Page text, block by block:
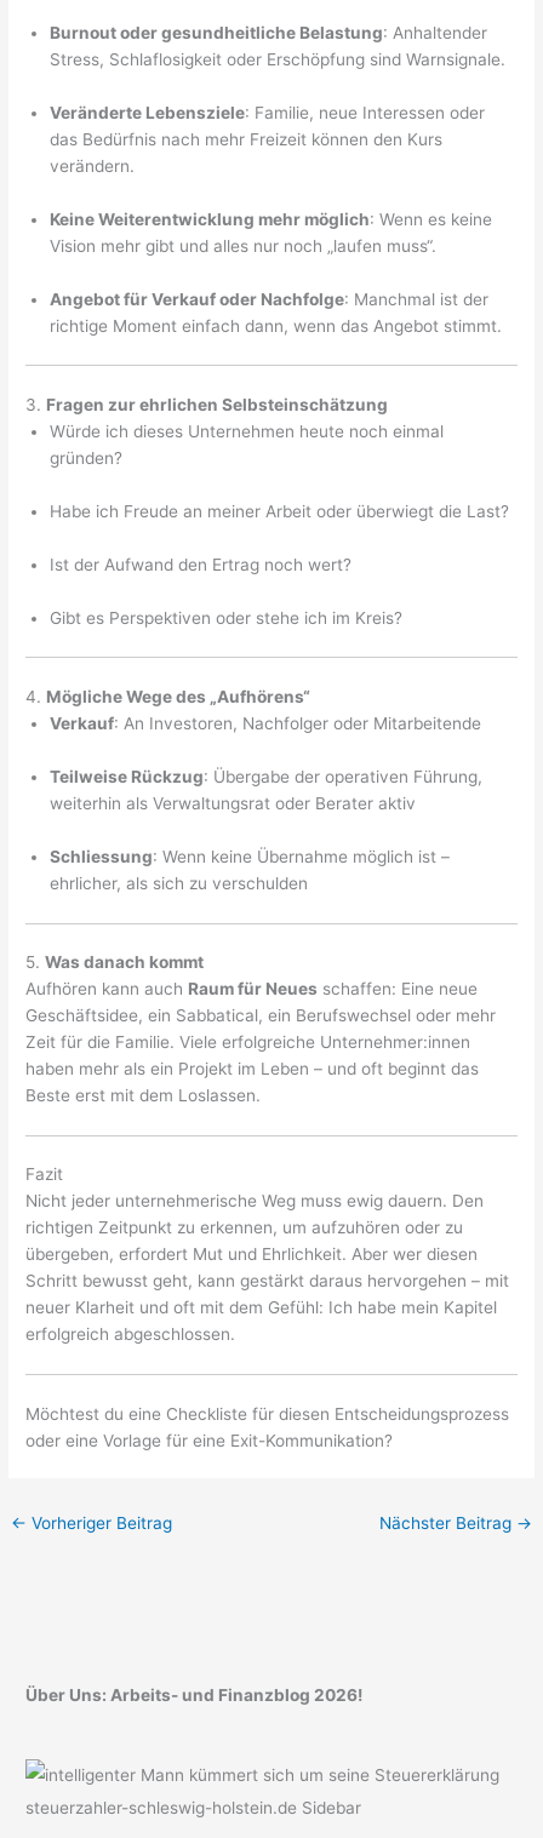
Burnout oder gesundheitliche Belastung: Anhaltender
Stress, Schlaflosigkeit oder Erschöpfung sind Warnsignale.
Veränderte Lebensziele: Familie, neue Interessen oder
das Bedürfnis nach mehr Freizeit können den Kurs
verändern.
Keine Weiterentwicklung mehr möglich: Wenn es keine
Vision mehr gibt und alles nur noch „laufen muss“.
Angebot für Verkauf oder Nachfolge: Manchmal ist der
richtige Moment einfach dann, wenn das Angebot stimmt.
3. Fragen zur ehrlichen Selbsteinschätzung
Würde ich dieses Unternehmen heute noch einmal
gründen?
Habe ich Freude an meiner Arbeit oder überwiegt die Last?
Ist der Aufwand den Ertrag noch wert?
Gibt es Perspektiven oder stehe ich im Kreis?
4. Mögliche Wege des „Aufhörens“
Verkauf: An Investoren, Nachfolger oder Mitarbeitende
Teilweise Rückzug: Übergabe der operativen Führung,
weiterhin als Verwaltungsrat oder Berater aktiv
Schliessung: Wenn keine Übernahme möglich ist –
ehrlicher, als sich zu verschulden
5.Was danach kommt
Aufhören kann auch Raum für Neues schaffen: Eine neue
Geschäftsidee, ein Sabbatical, ein Berufswechsel oder mehr
Zeit für die Familie. Viele erfolgreiche Unternehmer:innen
haben mehr als ein Projekt im Leben – und oft beginnt das
Beste erst mit dem Loslassen.
Fazit
Nicht jeder unternehmerische Weg muss ewig dauern. Den
richtigen Zeitpunkt zu erkennen, um aufzuhören oder zu
übergeben, erfordert Mut und Ehrlichkeit. Aber wer diesen
Schritt bewusst geht, kann gestärkt daraus hervorgehen – mit
neuer Klarheit und oft mit dem Gefühl: Ich habe mein Kapitel
erfolgreich abgeschlossen.
Möchtest du eine Checkliste für diesen Entscheidungsprozess
oder eine Vorlage für eine Exit-Kommunikation?
← Vorheriger Beitrag Nächster Beitrag →
Über Uns: Arbeits- und Finanzblog 2026!